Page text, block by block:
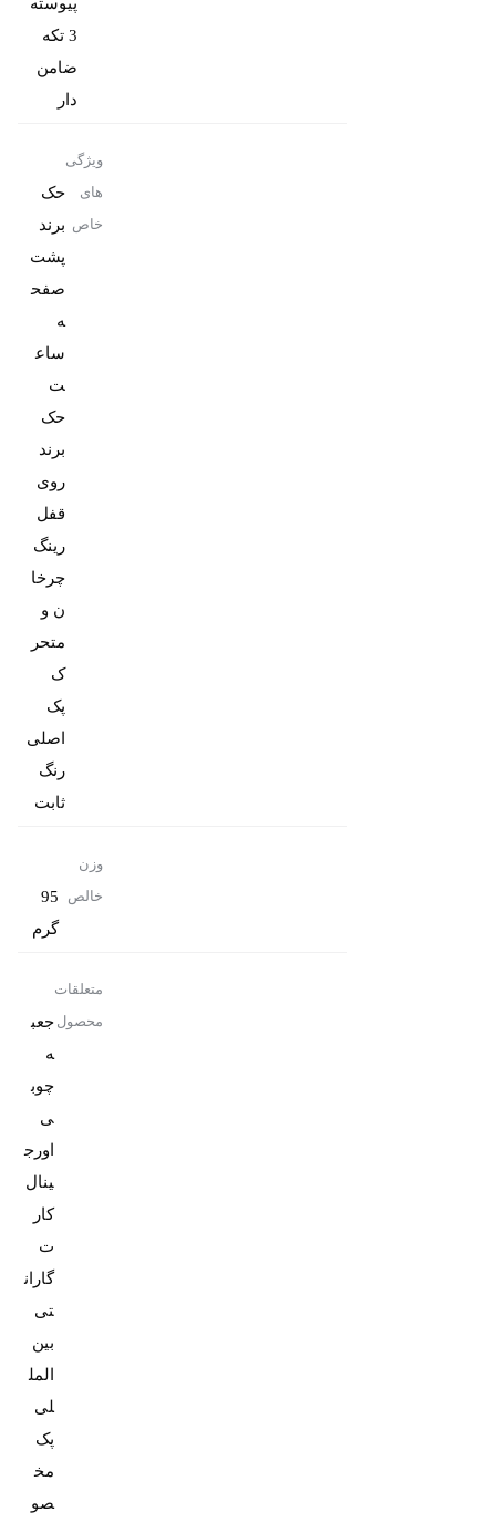
3 تکه
ضامن
دار
ویژگی
های
خاص
حک
برند
پشت
صفح
ه
ساع
حک
برند
روی
رینگ
چرخا
ن و
متحر
پک
رنگ
ثابت
وزن
خالص
95
گرم
متعلقات
محصول جعب
ه
چوب
ی
اورج
کار
ت
گاران
تی
بین
المل
پک
مخ
صو